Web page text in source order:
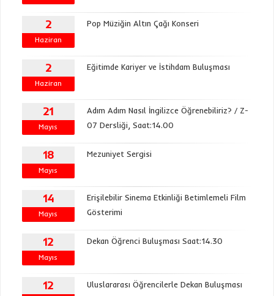
2
Haziran
Pop Müziğin Altın Çağı Konseri
2
Haziran
Eğitimde Kariyer ve İstihdam Buluşması
21
Mayıs
Adım Adım Nasıl İngilizce Öğrenebiliriz? / Z-
07 Dersliği, Saat:14.00
18
Mayıs
Mezuniyet Sergisi
14
Mayıs
Erişilebilir Sinema Etkinliği Betimlemeli Film
Gösterimi
12
Mayıs
Dekan Öğrenci Buluşması Saat:14.30
12
Uluslararası Öğrencilerle Dekan Buluşması